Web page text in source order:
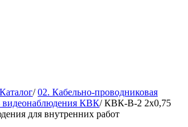
Каталог/ 02. Кабельно-проводниковая
видеонаблюдения КВК/ КВК-В-2 2х0,75
для внутренних работ